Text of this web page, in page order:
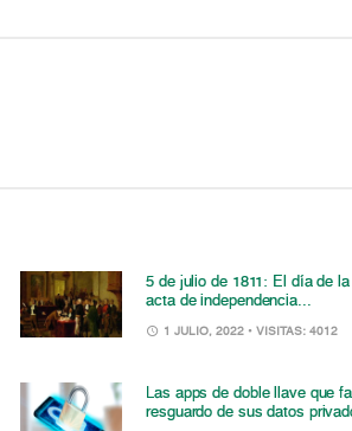
5 de julio de 1811: El día de la
acta de independencia...
1 JULIO, 2022 • VISITAS: 4012
Las apps de doble llave que
resguardo de sus datos